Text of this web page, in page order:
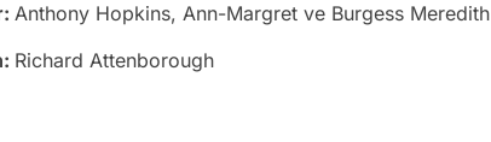
Anthony Hopkins, Ann-Margret ve Burgess Meredith
Richard Attenborough